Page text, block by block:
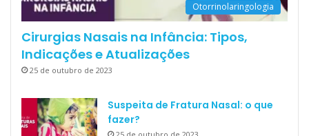
Otorrinolaringologia
Cirurgias Nasais na Infância: Tipos,
Indicações e Atualizações
25 de outubro de 2023
Suspeita de Fratura Nasal: o que
fazer?